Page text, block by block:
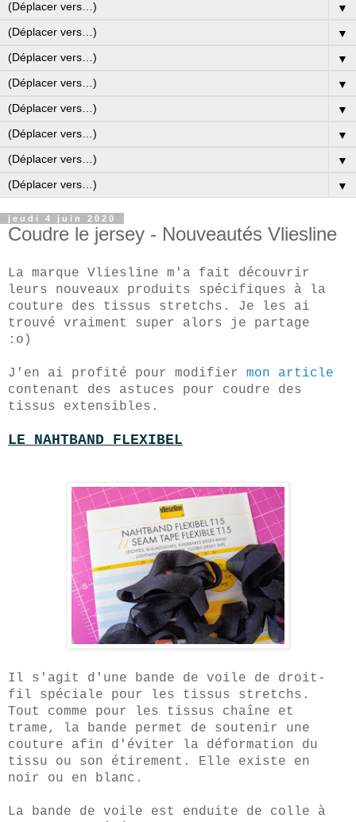
▼
▼
▼
▼
▼
▼
▼
▼
jeudi 4 juin 2020
Coudre le jersey - Nouveautés Vliesline
La marque Vliesline m'a fait découvrir
leurs nouveaux produits spécifiques à la
couture des tissus stretchs. Je les ai
trouvé vraiment super alors je partage
:o)
J'en ai profité pour modifier mon article
contenant des astuces pour coudre des
tissus extensibles.
LE NAHTBAND FLEXIBEL
Il s'agit d'une bande de voile de droit-
fil spéciale pour les tissus stretchs.
Tout comme pour les tissus chaîne et
trame, la bande permet de soutenir une
couture afin d'éviter la déformation du
tissu ou son étirement. Elle existe en
noir ou en blanc.
La bande de voile est enduite de colle à